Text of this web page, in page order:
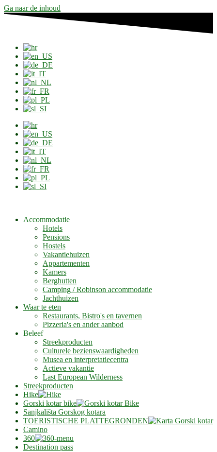
Ga naar de inhoud
Accommodatie
Hotels
Pensions
Hostels
Vakantiehuizen
Appartementen
Kamers
Berghutten
Camping / Robinson accommodatie
Jachthuizen
Waar te eten
Restaurants, Bistro's en tavernen
Pizzeria's en ander aanbod
Beleef
Streekproducten
Culturele bezienswaardigheden
Musea en interpretatiecentra
Actieve vakantie
Last European Wilderness
Streekproducten
Hike
Gorski kotar bike
Sanjkališta Gorskog kotara
TOERISTISCHE PLATTEGRONDEN
Camino
360
Destination pass